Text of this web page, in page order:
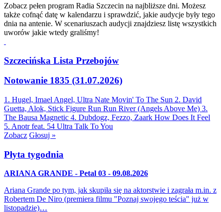
Zobacz pełen program Radia Szczecin na najbliższe dni. Możesz
także cofnąć datę w kalendarzu i sprawdzić, jakie audycje były tego
dnia na antenie. W scenariuszach audycji znajdziesz listę wszystkich
uworów jakie wtedy graliśmy!
Szczecińska Lista Przebojów
Notowanie 1835 (31.07.2026)
1. Hugel, Imael Angel, Ultra Nate Movin' To The Sun 2. David
Guetta, Alok, Stick Figure Run Run River (Angels Above Me) 3.
The Bausa Magnetic 4. Dubdogz, Fezzo, Zaark How Does It Feel
5. Anotr feat. 54 Ultra Talk To You
Zobacz Głosuj »
Płyta tygodnia
ARIANA GRANDE - Petal 03 - 09.08.2026
Ariana Grande po tym, jak skupiła się na aktorstwie i zagrała m.in. z
Robertem De Niro (premiera filmu "Poznaj swojego teścia" już w
listopadzie)…